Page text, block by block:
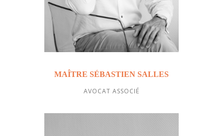
MAÎTRE SÉBASTIEN SALLES
AVOCAT ASSOCIÉ